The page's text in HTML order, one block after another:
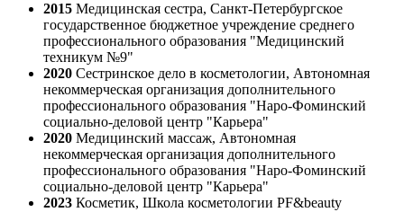
2015 Медицинская сестра, Санкт-Петербургское
государственное бюджетное учреждение среднего
профессионального образования "Медицинский
техникум №9"
2020 Сестринское дело в косметологии, Автономная
некоммерческая организация дополнительного
профессионального образования "Наро-Фоминский
социально-деловой центр "Карьера"
2020 Медицинский массаж, Автономная
некоммерческая организация дополнительного
профессионального образования "Наро-Фоминский
социально-деловой центр "Карьера"
2023 Косметик, Школа косметологии PF&beauty